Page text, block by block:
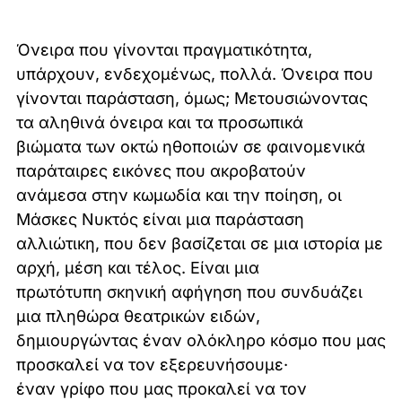
Όνειρα που γίνονται πραγματικότητα,
υπάρχουν, ενδεχομένως, πολλά. Όνειρα που
γίνονται παράσταση, όμως; Μετουσιώνοντας
τα αληθινά όνειρα και τα προσωπικά
βιώματα των οκτώ ηθοποιών σε φαινομενικά
παράταιρες εικόνες που ακροβατούν
ανάμεσα στην κωμωδία και την ποίηση, οι
Μάσκες Νυκτός είναι μια παράσταση
αλλιώτικη, που δεν βασίζεται σε μια ιστορία με
αρχή, μέση και τέλος. Είναι μια
πρωτότυπη σκηνική αφήγηση που συνδυάζει
μια πληθώρα θεατρικών ειδών,
δημιουργώντας έναν ολόκληρο κόσμο που μας
προσκαλεί να τον εξερευνήσουμε·
έναν γρίφο που μας προκαλεί να τον